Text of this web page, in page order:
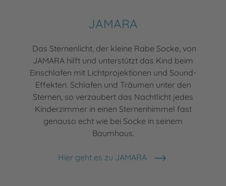
JAMARA
Das Sternenlicht, der kleine Rabe Socke, von
JAMARA hilft und unterstützt das Kind beim
Einschlafen mit Lichtprojektionen und Sound-
Effekten. Schlafen und Träumen unter den
Sternen, so verzaubert das Nachtlicht jedes
Kinderzimmer in einen Sternenhimmel fast
genauso echt wie bei Socke in seinem
Baumhaus.
Hier geht es zu JAMARA